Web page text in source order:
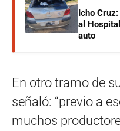
Icho
al
auto
En otro tramo de
señaló: “previo a
muchos